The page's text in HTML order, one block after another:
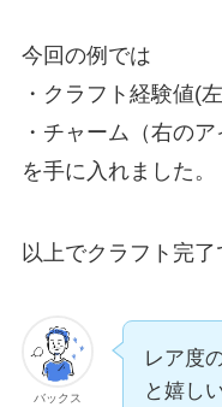
今回の例では
・クラフト経験値(
・チャーム（右のア
を手に入れました。
以上でクラフト完了
バックス
レア度
と嬉し